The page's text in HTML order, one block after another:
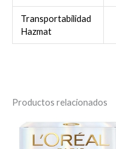
Transportabilidad
Hazmat
Productos relacionados